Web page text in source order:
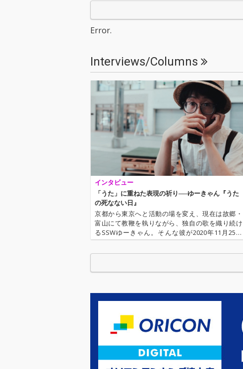
して制作された彼のラ
り、コロナ禍において
彼の音楽のテーマでも
ある“明けない夜はな
い”に強く向き合ったも
ックレット含め、彼の
日本中に散らばる多く
の友人と創り上げた最
高傑作!
Error.
Interviews/Columns
インタビュー
「うた」に重ねた表現の祈り──ゆーきゃん『うた
の死なない日』
京都から東京へと活動の場を変え、現在は故郷・
富山にて教鞭を執りながら、独自の歌を織り続け
るSSWゆーきゃん。そんな彼が2020年11月25日
(水)に、4年半ぶりとなるフル・アルバム『うたの